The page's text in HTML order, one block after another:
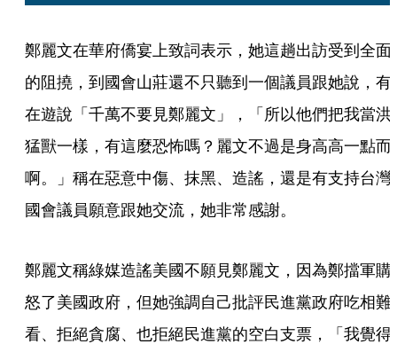
鄭麗文在華府僑宴上致詞表示，她這趟出訪受到全面
的阻撓，到國會山莊還不只聽到一個議員跟她說，有
在遊說「千萬不要見鄭麗文」，「所以他們把我當洪
猛獸一樣，有這麼恐怖嗎？麗文不過是身高高一點而
啊。」稱在惡意中傷、抹黑、造謠，還是有支持台灣
國會議員願意跟她交流，她非常感謝。
鄭麗文稱綠媒造謠美國不願見鄭麗文，因為鄭擋軍購
怒了美國政府，但她強調自己批評民進黨政府吃相難
看、拒絕貪腐、也拒絕民進黨的空白支票，「我覺得